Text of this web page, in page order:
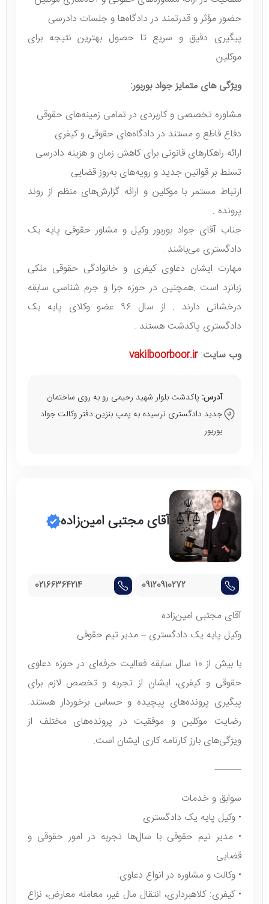
حضور مؤثر و قدرتمند در دادگاه‌ها و جلسات دادرسی
پیگیری دقیق و سریع تا حصول بهترین نتیجه برای
موکلین
ویژگی‌ های متمایز جواد بوربور:
مشاوره تخصصی و کاربردی در تمامی زمینه‌های حقوقی
دفاع قاطع و مستند در دادگاه‌های حقوقی و کیفری
ارائه راهکارهای قانونی برای کاهش زمان و هزینه دادرسی
تسلط بر قوانین جدید و رویه‌های به‌روز قضایی
ارتباط مستمر با موکلین و ارائه گزارش‌های منظم از روند
پرونده .
جناب آقای جواد بوربور وکیل و مشاور حقوقی پایه یک
دادگستری می‌باشند .
مهارت ایشان دعاوی کیفری و خانوادگی حقوقی ملکی
زبانزد است .همچنین در حوزه جزا و جرم شناسی سابقه
درخشانی دارند . از سال ۹۶ عضو وکلای پایه یک
دادگستری پاکدشت هستند .
وب سایت:
vakilboorboor.ir
آدرس: پاکدشت بلوار شهید رحیمی رو به روی ساختمان
جدید دادگستری نرسیده به پمپ بنزین دفتر وکالت جواد
بوربور
آقای مجتبی امین‌زاده
09120910272
02166364214
آقای مجتبی امین‌زاده
وکیل پایه یک دادگستری – مدیر تیم حقوقی
با بیش از ۱۰ سال سابقه فعالیت حرفه‌ای در حوزه دعاوی
حقوقی و کیفری، ایشان از تجربه و تخصص لازم برای
پیگیری پرونده‌های پیچیده و حساس برخوردار هستند.
رضایت موکلین و موفقیت در پرونده‌های مختلف از
ویژگی‌های بارز کارنامه کاری ایشان است.
⸻
سوابق و خدمات
• وکیل پایه یک دادگستری
• مدیر تیم حقوقی با سال‌ها تجربه در امور حقوقی و
قضایی
• وکالت و مشاوره در انواع دعاوی:
• کیفری: کلاهبرداری، انتقال مال غیر، معامله معارض، نزاع